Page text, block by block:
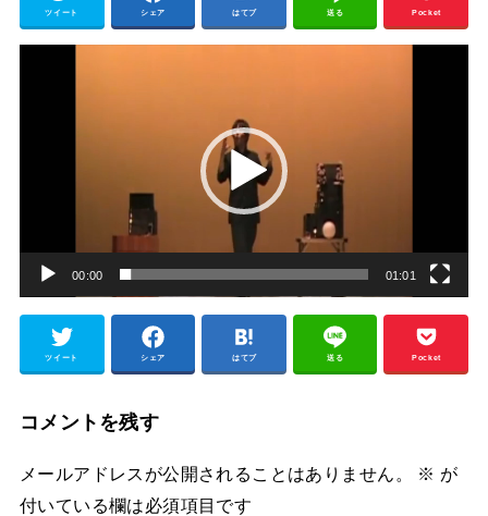
ツイート シェア はてブ 送る Pocket
00:00 01:01
ツイート シェア はてブ 送る Pocket
コメントを残す
メールアドレスが公開されることはありません。 ※ が
付いている欄は必須項目です